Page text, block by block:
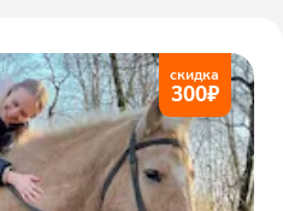
скидка
300₽